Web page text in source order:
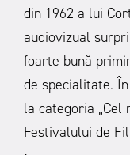
din 1962 a lui
audiovizual
foarte bună
de specialitate.
la categoria „Cel
Festivalului de